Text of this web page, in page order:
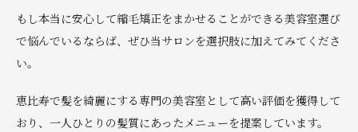
もし本当に安心して縮毛矯正をまかせることができる美容室選び
で悩んでいるならば、ぜひ当サロンを選択肢に加えてみてくださ
い。
恵比寿で髪を綺麗にする専門の美容室として高い評価を獲得して
おり、一人ひとりの髪質にあったメニューを提案しています。